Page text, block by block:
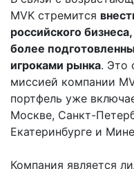
MVK стремится
российского
более
игроками рынка. Это
миссией компании
портфель уже
Москве, Санкт-
Екатеринбурге и
Компания является